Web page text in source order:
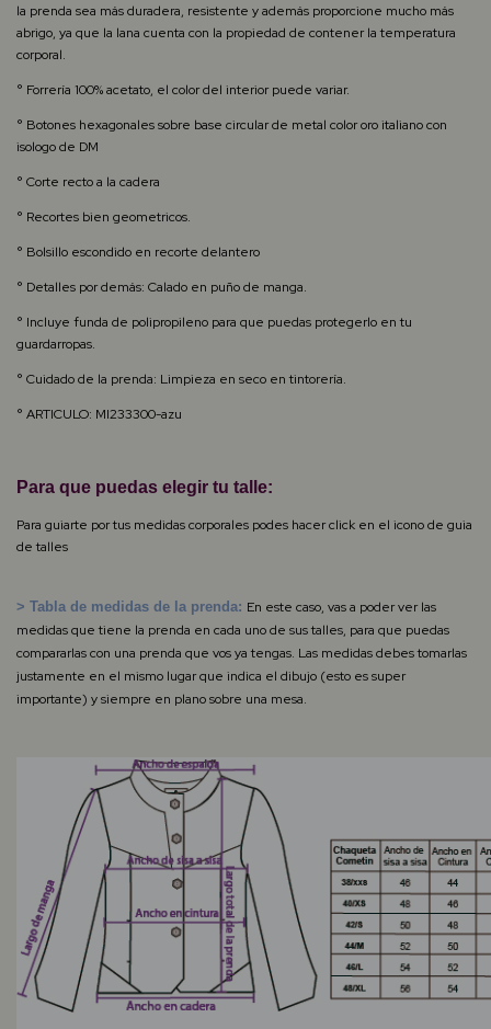
la prenda sea más duradera, resistente y además proporcione mucho más
abrigo, ya que la lana cuenta con la propiedad de contener la temperatura
corporal.
° Forrería 100% acetato, el color del interior puede variar.
° Botones hexagonales sobre base circular de metal color oro italiano con
isologo de DM
° Corte recto a la cadera
° Recortes bien geometricos.
° Bolsillo escondido en recorte delantero
° Detalles por demás: Calado en puño de manga.
° Incluye funda de polipropileno para que puedas protegerlo en tu
guardarropas.
° Cuidado de la prenda: Limpieza en seco en tintorería.
° ARTICULO: MI233300-azu
Para que puedas elegir tu talle:
Para guiarte por tus medidas corporales podes hacer click en el icono de guia
de talles
> Tabla de medidas de la prenda: En este caso, vas a poder ver las
medidas que tiene la prenda en cada uno de sus talles, para que puedas
compararlas con una prenda que vos ya tengas. Las medidas debes tomarlas
justamente en el mismo lugar que indica el dibujo (esto es super
importante) y siempre en plano sobre una mesa.